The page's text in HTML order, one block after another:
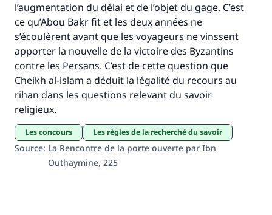
l’augmentation du délai et de l’objet du gage. C’est
ce qu’Abou Bakr fit et les deux années ne
s’écoulèrent avant que les voyageurs ne vinssent
apporter la nouvelle de la victoire des Byzantins
contre les Persans. C’est de cette question que
Cheikh al-islam a déduit la légalité du recours au
rihan dans les questions relevant du savoir
religieux.
Les concours Les règles de la recherché du savoir
Source: La Rencontre de la porte ouverte par Ibn
Outhaymine, 225